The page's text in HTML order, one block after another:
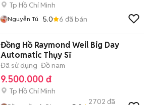
Tp Hồ Chí Minh
Nguyễn Tú 5.0 6 đã bán
Đồng Hồ Raymond Weil Big Day
Automatic Thụy Sĩ
Đã sử dụng Đồ nam
9.500.000 đ
Tp Hồ Chí Minh
2702 đã